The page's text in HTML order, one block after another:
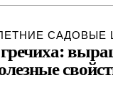
САДОВЫЕ